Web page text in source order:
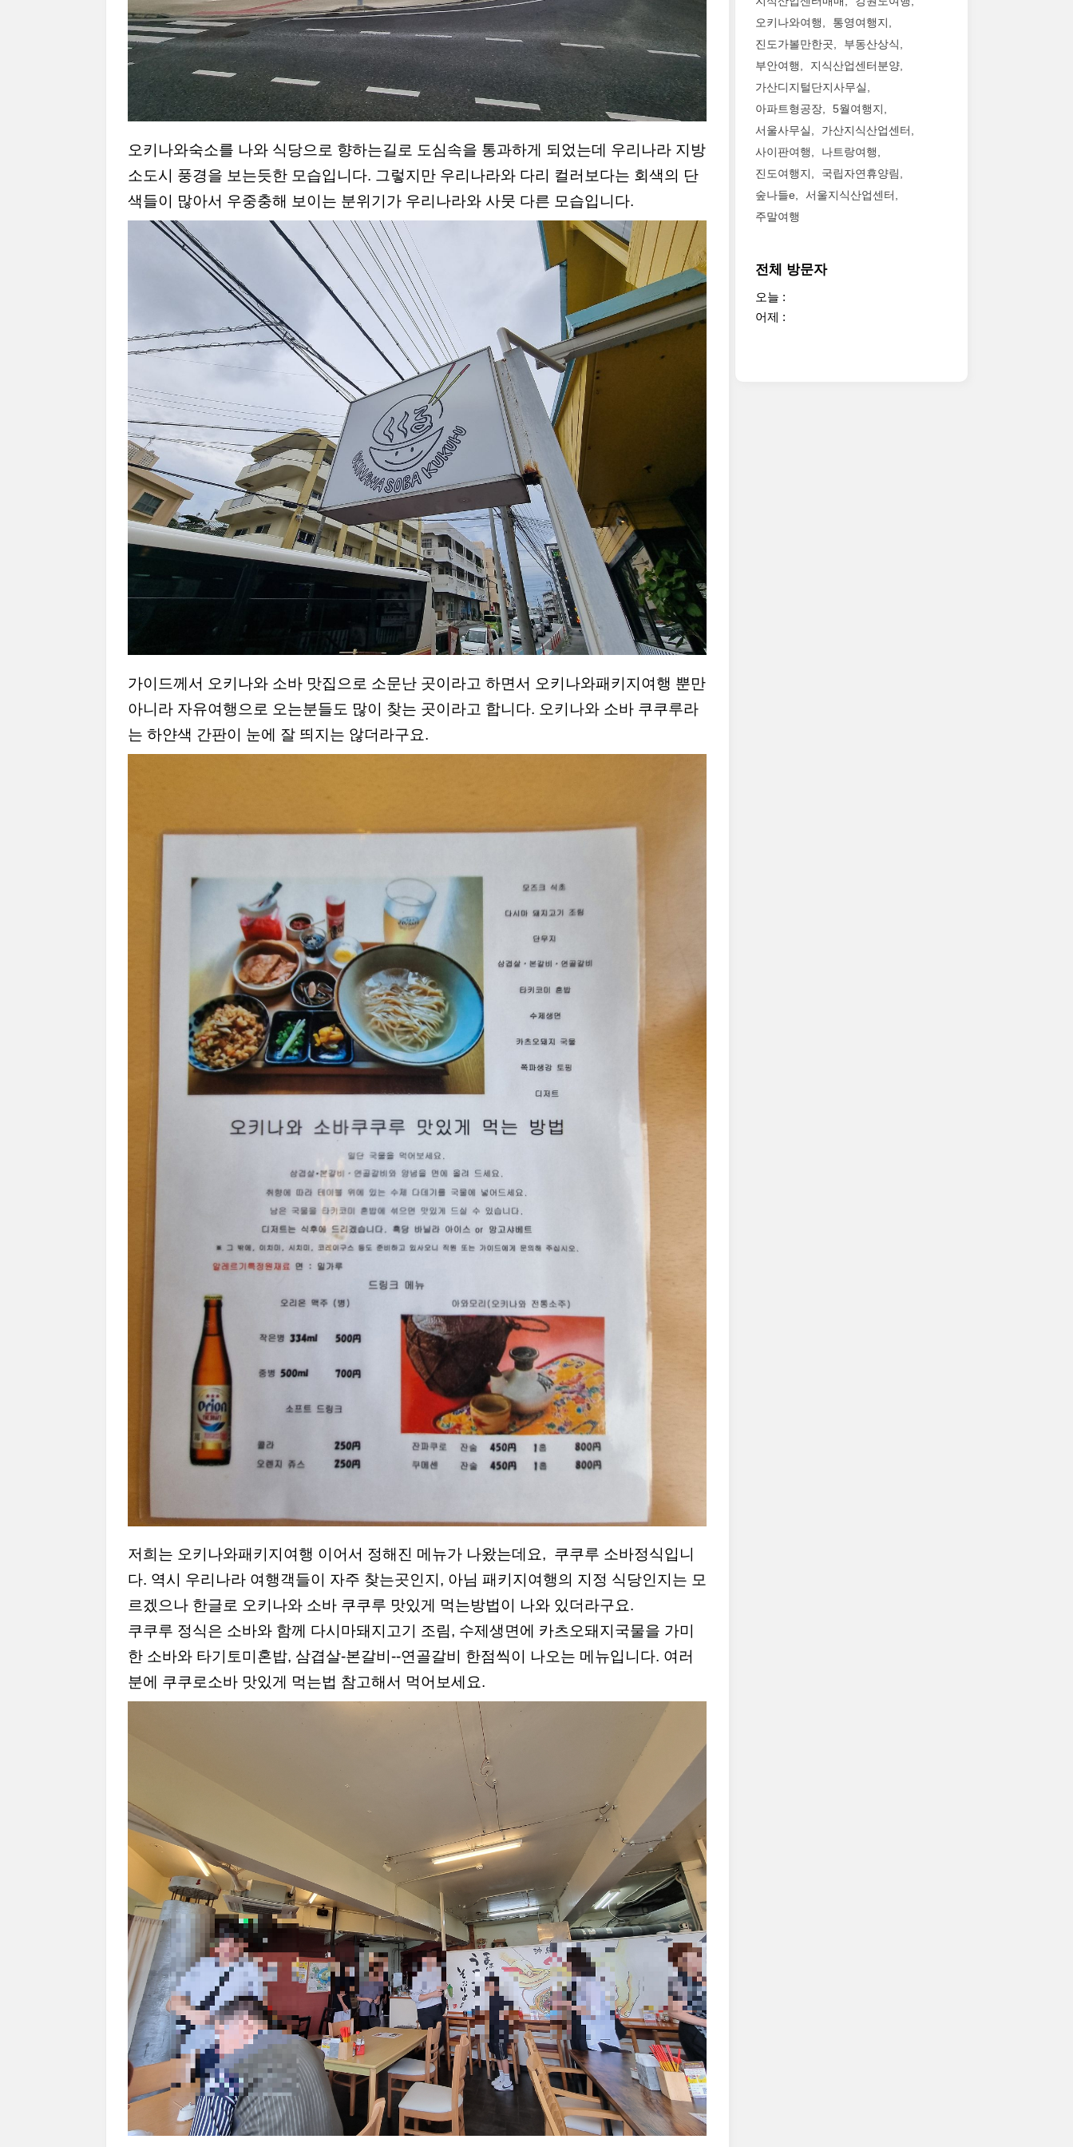
오키나와숙소를 나와 식당으로 향하는길로 도심속을 통과하게 되었는데 우리나라 지방
소도시 풍경을 보는듯한 모습입니다. 그렇지만 우리나라와 다리 컬러보다는 회색의 단
색들이 많아서 우중충해 보이는 분위기가 우리나라와 사뭇 다른 모습입니다.
가이드께서 오키나와 소바 맛집으로 소문난 곳이라고 하면서 오키나와패키지여행 뿐만
아니라 자유여행으로 오는분들도 많이 찾는 곳이라고 합니다. 오키나와 소바 쿠쿠루라
는 하얀색 간판이 눈에 잘 띄지는 않더라구요.
저희는 오키나와패키지여행 이어서 정해진 메뉴가 나왔는데요, 쿠쿠루 소바정식입니
다. 역시 우리나라 여행객들이 자주 찾는곳인지, 아님 패키지여행의 지정 식당인지는 모
르겠으나 한글로 오키나와 소바 쿠쿠루 맛있게 먹는방법이 나와 있더라구요.
쿠쿠루 정식은 소바와 함께 다시마돼지고기 조림, 수제생면에 카츠오돼지국물을 가미
한 소바와 타기토미혼밥, 삼겹살-본갈비--연골갈비 한점씩이 나오는 메뉴입니다. 여러
분에 쿠쿠로소바 맛있게 먹는법 참고해서 먹어보세요.
오키나와여행
통영여행지
진도가볼만한곳
부동산상식
부안여행
지식산업센터분양
가산디지털단지사무실
아파트형공장
5월여행지
서울사무실
가산지식산업센터
사이판여행
나트랑여행
진도여행지
국립자연휴양림
숲나들e
서울지식산업센터
주말여행
전체 방문자
오늘 :
어제 :